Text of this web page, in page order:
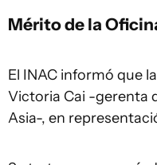
Mérito de la
El INAC informó que
Victoria Cai -gerenta
Asia-, en